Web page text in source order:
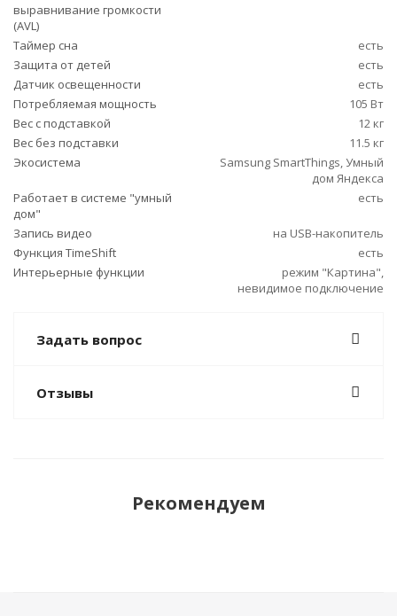
выравнивание громкости
(AVL)
Таймер сна
есть
Защита от детей
есть
Датчик освещенности
есть
Потребляемая мощность
105 Вт
Вес с подставкой
12 кг
Вес без подставки
11.5 кг
Экосистема
Samsung SmartThings, Умный
дом Яндекса
Работает в системе "умный
дом"
есть
Запись видео
на USB-накопитель
Функция TimeShift
есть
Интерьерные функции
режим "Картина",
невидимое подключение
Задать вопрос
Отзывы
Рекомендуем